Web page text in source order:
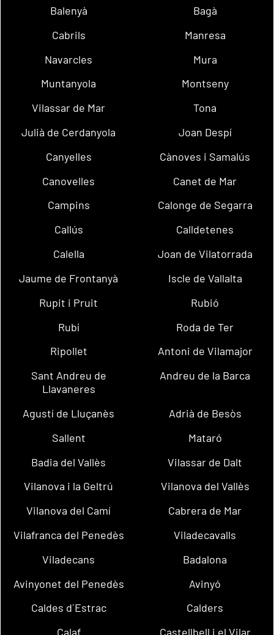
Balenyà
Bagà
Cabrils
Manresa
Navarcles
Mura
Muntanyola
Montseny
Vilassar de Mar
Tona
Julià de Cerdanyola
Joan Despí
Canyelles
Cànoves i Samalús
Canovelles
Canet de Mar
Campins
Calonge de Segarra
Callús
Calldetenes
Calella
Joan de Vilatorrada
Jaume de Frontanyà
Iscle de Vallalta
Rupit i Pruit
Rubió
Rubí
Roda de Ter
Ripollet
Antoni de Vilamajor
Sant Andreu de
Llavaneres
Andreu de la Barca
Agustí de Lluçanès
Adrià de Besòs
Sallent
Mataró
Badia del Vallès
Vilassar de Dalt
Vilanova i la Geltrú
Vilanova del Vallès
Vilanova del Camí
Cabrera de Mar
Vilafranca del Penedès
Viladecavalls
Viladecans
Badalona
Avinyonet del Penedès
Avinyó
Caldes d´Estrac
Calders
Calaf
Castellbell i el Vilar